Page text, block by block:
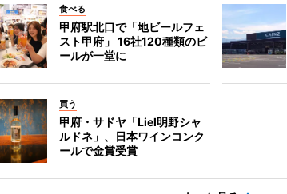
食べる
甲府駅北口で「地ビールフェ
スト甲府」 16社120種類のビ
ールが一堂に
買う
甲府・サドヤ「Liel明野シャ
ルドネ」、日本ワインコンク
ールで金賞受賞